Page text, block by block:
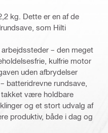
kg. Dette er en af de
som Hilti
– den meget
kulfrie motor
uden afbrydelser
batteridrevne rundsave,
være holdbare
og et stort udvalg af
produktiv, både i dag og